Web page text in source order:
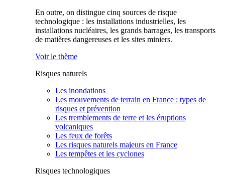
En outre, on distingue cinq sources de risque
technologique : les installations industrielles, les
installations nucléaires, les grands barrages, les transports
de matières dangereuses et les sites miniers.
Voir le thème
Risques naturels
Les inondations
Les mouvements de terrain en France : types de
risques et prévention
Les tremblements de terre et les éruptions
volcaniques
Les feux de forêts
Les risques naturels majeurs en France
Les tempêtes et les cyclones
Risques technologiques